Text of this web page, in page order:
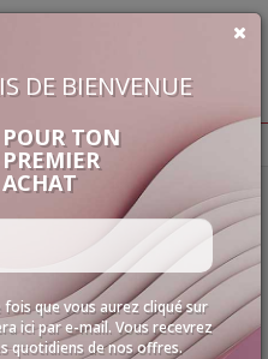
€
DE BIENVENUE
POUR TON
PREMIER
ACHAT
que vous aurez cliqué sur
ici par e-mail. Vous recevrez
quotidiens de nos offres.